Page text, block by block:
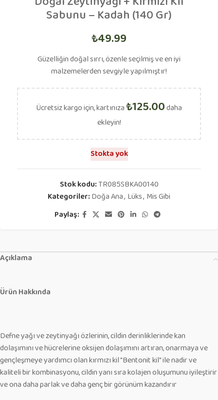
Sabunu – Kadah (140 Gr)
₺49.99
Güzelliğin doğal sırrı, özenle seçilmiş ve en iyi
malzemelerden sevgiyle yapılmıştır!
Ücretsiz kargo için, kartınıza₺125.00daha
ekleyin!
Stokta yok
Stok kodu:TR085SBKA00140
Kategoriler:Doğa Ana, Lüks, Mis Gibi
Paylaş:
Açıklama
Ürün Hakkında
Defne yağı ve zeytinyağı özlerinin, cildin derinliklerinde kan
dolaşımını ve hücrelerine oksijen dolaşımını artıran, onarmaya ve
gençleşmeye yardımcı olan kırmızı kil "Bentonit kil" ile nadir ve
kaliteli bir kombinasyonu, cildin yanı sıra kolajen oluşumunu iyileştirir
ve ona daha parlak ve daha genç bir görünüm kazandırır